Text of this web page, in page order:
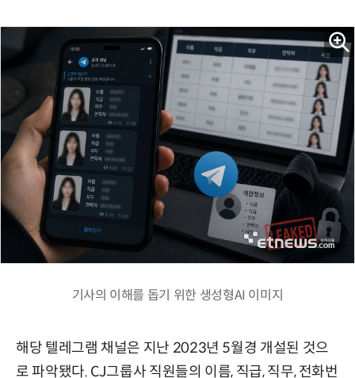
기사의 이해를 돕기 위한 생성형AI 이미지
해당 텔레그램 채널은 지난 2023년 5월경 개설된 것으
로 파악됐다. CJ그룹사 직원들의 이름, 직급, 직무, 전화번